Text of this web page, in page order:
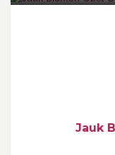
Jauk